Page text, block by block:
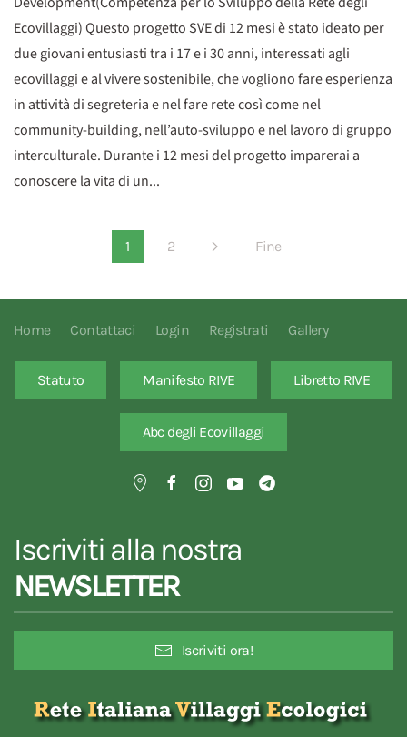
Ecovillaggi) Questo progetto SVE di 12 mesi è stato ideato per
due giovani entusiasti tra i 17 e i 30 anni, interessati agli
ecovillaggi e al vivere sostenibile, che vogliono fare esperienza
in attività di segreteria e nel fare rete così come nel
community-building, nell’auto-sviluppo e nel lavoro di gruppo
interculturale. Durante i 12 mesi del progetto imparerai a
conoscere la vita di un...
1 2 Fine
Home Contattaci Login Registrati Gallery
Statuto Manifesto RIVE Libretto RIVE
Abc degli Ecovillaggi
Iscriviti alla nostra
NEWSLETTER
Iscriviti ora!